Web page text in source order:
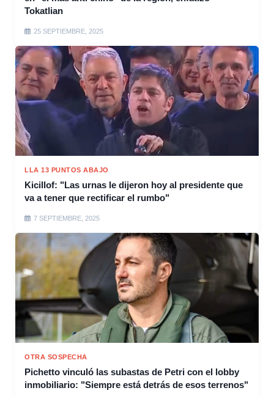
Tokatlian
25 SEPTIEMBRE, 2025
LLA 13 PUNTOS ABAJO
Kicillof: "Las urnas le dijeron hoy al presidente que
va a tener que rectificar el rumbo"
7 SEPTIEMBRE, 2025
OTRA SOSPECHA
Pichetto vinculó las subastas de Petri con el lobby
inmobiliario: "Siempre está detrás de esos terrenos"